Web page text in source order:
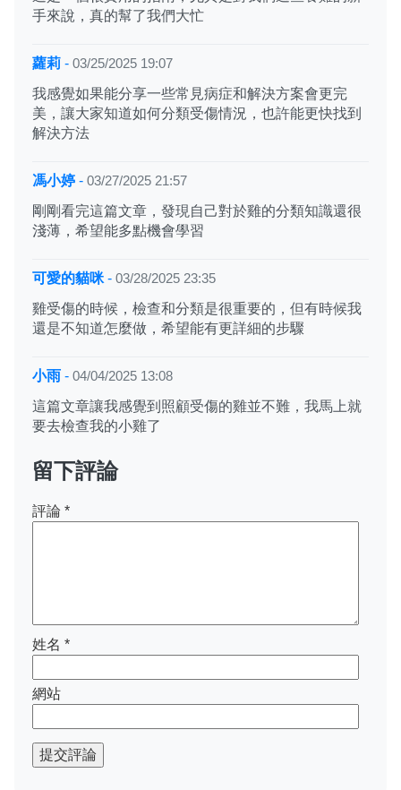
手來說，真的幫了我們大忙
蘿莉 - 03/25/2025 19:07
我感覺如果能分享一些常見病症和解決方案會更完
美，讓大家知道如何分類受傷情況，也許能更快找到
解決方法
馮小婷 - 03/27/2025 21:57
剛剛看完這篇文章，發現自己對於雞的分類知識還很
淺薄，希望能多點機會學習
可愛的貓咪 - 03/28/2025 23:35
雞受傷的時候，檢查和分類是很重要的，但有時候我
還是不知道怎麼做，希望能有更詳細的步驟
小雨 - 04/04/2025 13:08
這篇文章讓我感覺到照顧受傷的雞並不難，我馬上就
要去檢查我的小雞了
留下評論
評論 *
姓名 *
網站
提交評論